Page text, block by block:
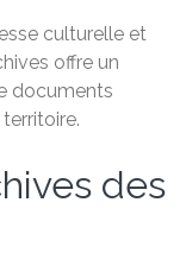
culturelle et
offre un
documents
des